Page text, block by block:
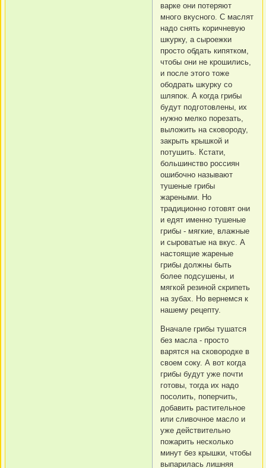
варке они потеряют
много вкусного. С маслят
надо снять коричневую
шкурку, а сыроежки
просто обдать кипятком,
чтобы они не крошились,
и после этого тоже
ободрать шкурку со
шляпок. А когда грибы
будут подготовлены, их
нужно мелко порезать,
выложить на сковороду,
закрыть крышкой и
потушить. Кстати,
большинство россиян
ошибочно называют
тушеные грибы
жареными. Но
традиционно готовят они
и едят именно тушеные
грибы - мягкие, влажные
и сыроватые на вкус. А
настоящие жареные
грибы должны быть
более подсушены, и
мягкой резиной скрипеть
на зубах. Но вернемся к
нашему рецепту.
Вначале грибы тушатся
без масла - просто
варятся на сковородке в
своем соку. А вот когда
грибы будут уже почти
готовы, тогда их надо
посолить, поперчить,
добавить растительное
или сливочное масло и
уже действительно
пожарить несколько
минут без крышки, чтобы
выпарилась лишняя